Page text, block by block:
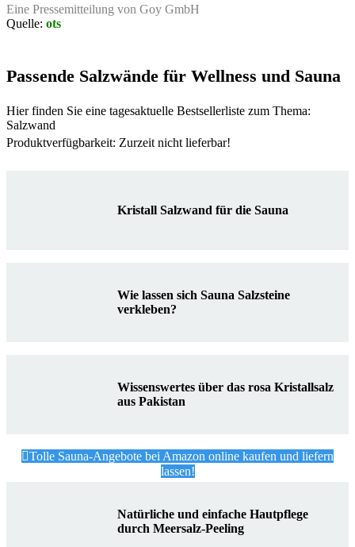
Eine Pressemitteilung von Goy GmbH
Quelle: ots
Passende Salzwände für Wellness und Sauna
Hier finden Sie eine tagesaktuelle Bestsellerliste zum Thema:
Salzwand
Produktverfügbarkeit: Zurzeit nicht lieferbar!
Kristall Salzwand für die Sauna
Wie lassen sich Sauna Salzsteine
verkleben?
Wissenswertes über das rosa Kristallsalz
aus Pakistan
Tolle Sauna-Angebote bei Amazon online kaufen und liefern
lassen!
Natürliche und einfache Hautpflege
durch Meersalz-Peeling